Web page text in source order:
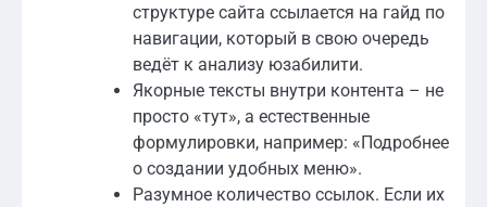
структуре сайта ссылается на гайд по
навигации, который в свою очередь
ведёт к анализу юзабилити.
Якорные тексты внутри контента – не
просто «тут», а естественные
формулировки, например: «Подробнее
о создании удобных меню».
Разумное количество ссылок. Если их